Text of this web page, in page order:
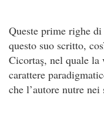
Queste prime righe
questo suo scritto,
Cicortaş, nel quale la
carattere
che l’autore nutre